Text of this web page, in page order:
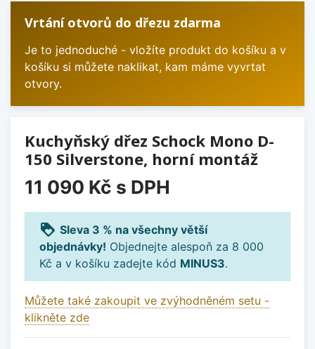
Vrtání otvorů do dřezu zdarma
Je to jednoduché - vložíte produkt do košíku a v
košíku si můžete naklikat, kam máme vyvrtat
otvory.
Kuchyňský dřez Schock Mono D-
150 Silverstone, horní montáž
11 090 Kč s DPH
loyalty Sleva 3 % na všechny větší
objednávky! Objednejte alespoň za 8 000
Kč a v košíku zadejte kód MINUS3.
Můžete také zakoupit ve zvýhodněném setu -
klikněte zde